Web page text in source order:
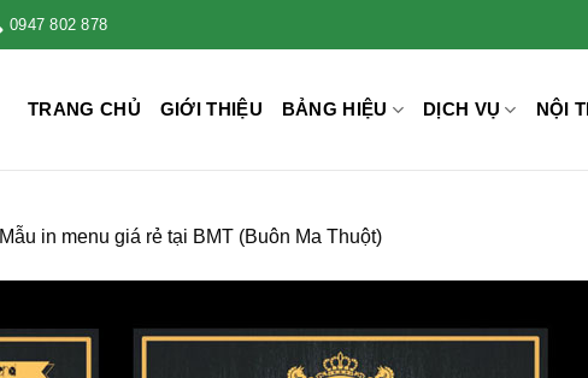
0947 802 878
TRANG CHỦ GIỚI THIỆU BẢNG HIỆU DỊCH VỤ NỘI
Mẫu in menu giá rẻ tại BMT (Buôn Ma Thuột)